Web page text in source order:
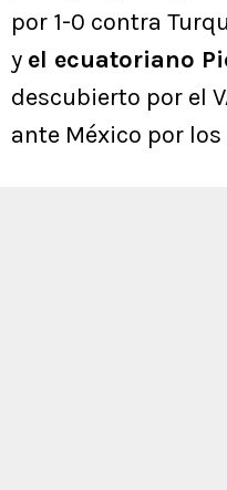
por 1-0 contra
y el ecuatoriano
descubierto por el
ante México por